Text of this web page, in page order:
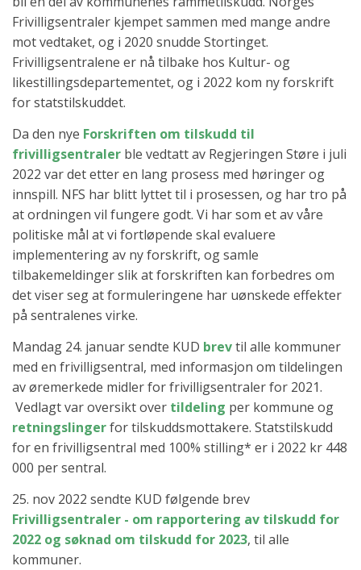
Frivilligsentraler kjempet sammen med mange andre
mot vedtaket, og i 2020 snudde Stortinget.
Frivilligsentralene er nå tilbake hos Kultur- og
likestillingsdepartementet, og i 2022 kom ny forskrift
for statstilskuddet.
Da den nye Forskriften om tilskudd til
frivilligsentraler ble vedtatt av Regjeringen Støre i juli
2022 var det etter en lang prosess med høringer og
innspill. NFS har blitt lyttet til i prosessen, og har tro på
at ordningen vil fungere godt. Vi har som et av våre
politiske mål at vi fortløpende skal evaluere
implementering av ny forskrift, og samle
tilbakemeldinger slik at forskriften kan forbedres om
det viser seg at formuleringene har uønskede effekter
på sentralenes virke.
Mandag 24. januar sendte KUD brevtil alle kommuner
med en frivilligsentral, med informasjon om tildelingen
av øremerkede midler for frivilligsentraler for 2021.
Vedlagt var oversikt over tildeling per kommune og
retningslingerfor tilskuddsmottakere. Statstilskudd
for en frivilligsentral med 100% stilling* er i 2022 kr 448
000 per sentral.
25. nov 2022 sendte KUD følgende brev
Frivilligsentraler - om rapportering av tilskudd for
2022 og søknad om tilskudd for 2023, til alle
kommuner.